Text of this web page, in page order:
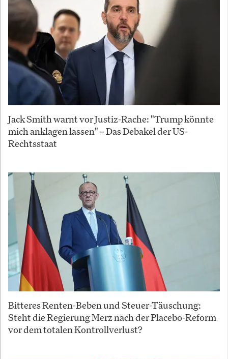
Jack Smith warnt vor Justiz-Rache: "Trump könnte
mich anklagen lassen" – Das Debakel der US-
Rechtsstaat
Bitteres Renten-Beben und Steuer-Täuschung:
Steht die Regierung Merz nach der Placebo-Reform
vor dem totalen Kontrollverlust?